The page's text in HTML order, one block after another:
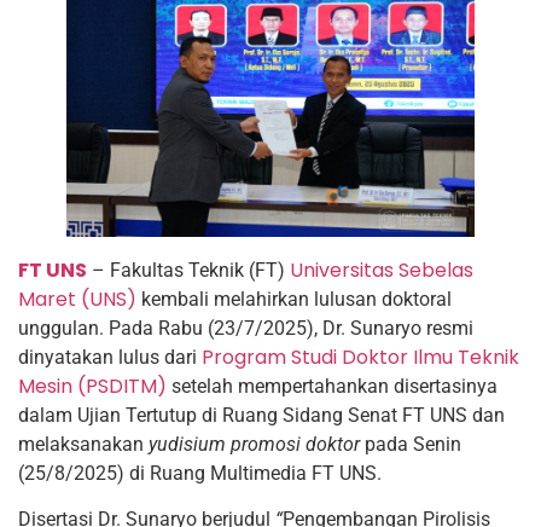
FT UNS – Fakultas Teknik (FT) Universitas Sebelas
Maret (UNS) kembali melahirkan lulusan doktoral
unggulan. Pada Rabu (23/7/2025), Dr. Sunaryo resmi
dinyatakan lulus dari Program Studi Doktor Ilmu Teknik
Mesin (PSDITM) setelah mempertahankan disertasinya
dalam Ujian Tertutup di Ruang Sidang Senat FT UNS dan
melaksanakan yudisium promosi doktorpada Senin
(25/8/2025) di Ruang Multimedia FT UNS.
Disertasi Dr. Sunaryo berjudul “Pengembangan Pirolisis